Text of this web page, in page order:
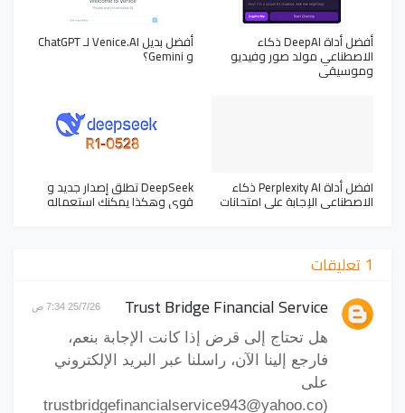
أفضل أداة DeepAI ذكاء
الاصطناعي مولد صور وفيديو
وموسيقى
أفضل بديل Venice.AI لـ ChatGPT
و Gemini؟
افضل أداة Perplexity AI ذكاء
الاصطناعي الإجابة على امتحانات
DeepSeek تطلق إصدار جديد و
قوي وهكذا يمكنك استعماله
1 تعليقات
Trust Bridge Financial Service 25/7/26 7:34 ص
هل تحتاج إلى قرض إذا كانت الإجابة بنعم،
فارجع إلينا الآن، راسلنا عبر البريد الإلكتروني
على
(trustbridgefinancialservice943@yahoo.co